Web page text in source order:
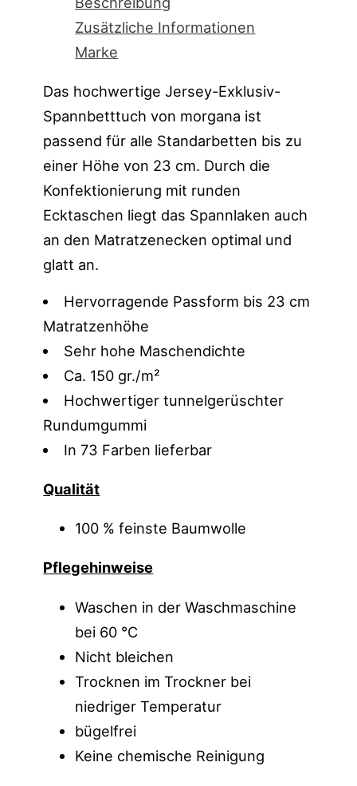
Zusätzliche Informationen
Marke
Das hochwertige Jersey-Exklusiv-
Spannbetttuch von morgana ist
passend für alle Standarbetten bis zu
einer Höhe von 23 cm. Durch die
Konfektionierung mit runden
Ecktaschen liegt das Spannlaken auch
an den Matratzenecken optimal und
glatt an.
Hervorragende Passform bis 23 cm
Matratzenhöhe
Sehr hohe Maschendichte
Ca. 150 gr./m²
Hochwertiger tunnelgerüschter
Rundumgummi
In 73 Farben lieferbar
Qualität
100 % feinste Baumwolle
Pflegehinweise
Waschen in der Waschmaschine
bei 60 °C
Nicht bleichen
Trocknen im Trockner bei
niedriger Temperatur
bügelfrei
Keine chemische Reinigung